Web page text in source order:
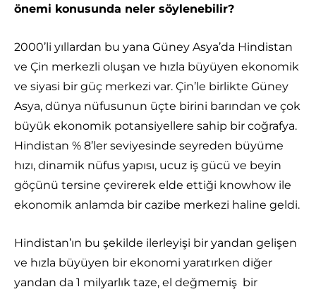
önemi konusunda neler söylenebilir?
2000’li yıllardan bu yana Güney Asya’da Hindistan
ve Çin merkezli oluşan ve hızla büyüyen ekonomik
ve siyasi bir güç merkezi var. Çin’le birlikte Güney
Asya, dünya nüfusunun üçte birini barından ve çok
büyük ekonomik potansiyellere sahip bir coğrafya.
Hindistan % 8’ler seviyesinde seyreden büyüme
hızı, dinamik nüfus yapısı, ucuz iş gücü ve beyin
göçünü tersine çevirerek elde ettiği knowhow ile
ekonomik anlamda bir cazibe merkezi haline geldi.
Hindistan’ın bu şekilde ilerleyişi bir yandan gelişen
ve hızla büyüyen bir ekonomi yaratırken diğer
yandan da 1 milyarlık taze, el değmemiş bir